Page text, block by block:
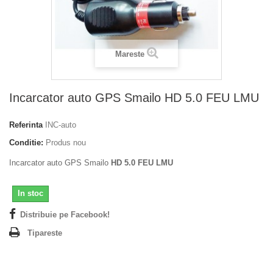
Mareste
Incarcator auto GPS Smailo HD 5.0 FEU LMU
Referinta
INC-auto
Conditie: Produs nou
Incarcator auto GPS Smailo HD 5.0 FEU LMU
In stoc
Distribuie pe Facebook!
Tipareste